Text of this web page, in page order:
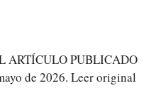
ARTÍCULO PUBLICADO
de 2026. Leer original